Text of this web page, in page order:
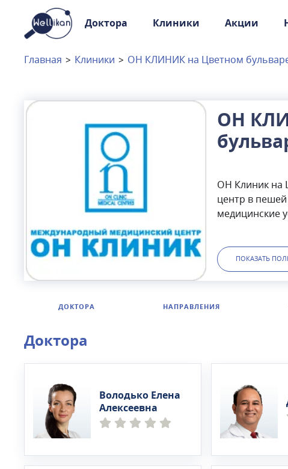
Доктора Клиники Акции
Доктора
Клиники
Новости
Московская область
Главная > Клиники > ОН КЛИНИК на Цветном
ОН
ОН Клиник на
центр в пешей
медицинские
кандидаты и
неврологи,
больничных
ПОКАЗАТЬ
ДОКТОРА НАПРАВЛЕНИЯ
Доктора
Володько Елена
Алексеевна